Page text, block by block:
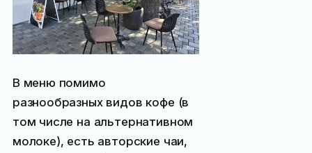
В меню помимо
разнообразных видов кофе (в
том числе на альтернативном
молоке), есть авторские чаи,